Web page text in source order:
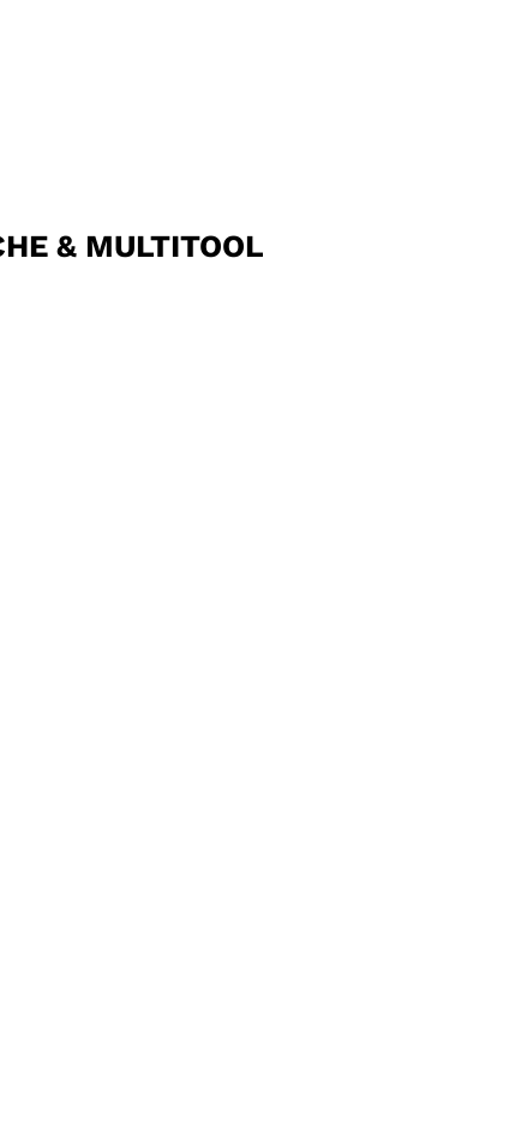
& MULTITOOL